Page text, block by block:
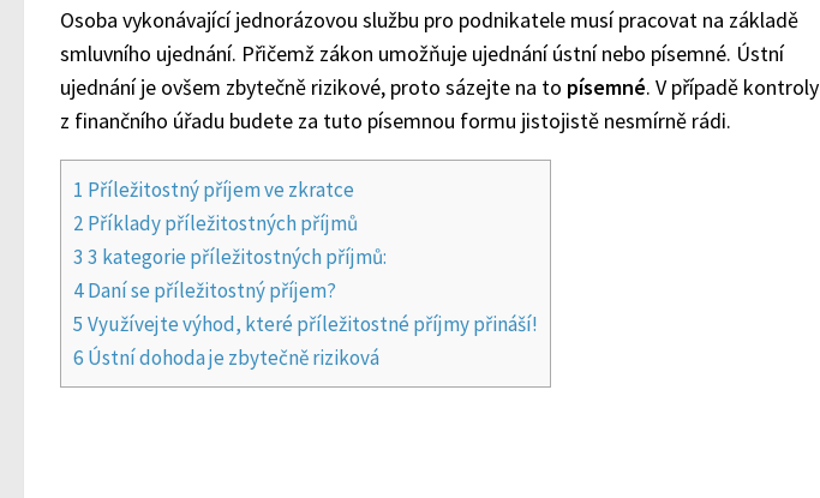
Osoba vykonávající jednorázovou službu pro podnikatele musí pracovat na základě
smluvního ujednání. Přičemž zákon umožňuje ujednání ústní nebo písemné. Ústní
ujednání je ovšem zbytečně rizikové, proto sázejte na to písemné. V případě kontroly
z finančního úřadu budete za tuto písemnou formu jistojistě nesmírně rádi.
1 Příležitostný příjem ve zkratce
2 Příklady příležitostných příjmů
3 3 kategorie příležitostných příjmů:
4Daní se příležitostný příjem?
5 Využívejte výhod, které příležitostné příjmy přináší!
6 Ústní dohoda je zbytečně riziková